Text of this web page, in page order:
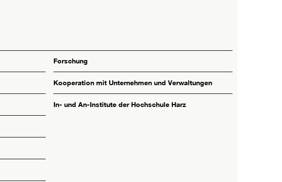
Forschung
Kooperation mit Unternehmen und Verwaltungen
In- und An-Institute der Hochschule Harz